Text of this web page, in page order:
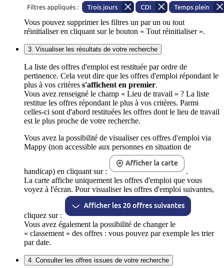
Vous pouvez supprimer les filtres un par un ou tout
réinitialiser en cliquant sur le bouton « Tout réinitialiser ».
3. Visualiser les résultats de votre recherche
La liste des offres d'emploi est restituée par ordre de
pertinence. Cela veut dire que les offres d'emploi répondant le
plus à vos critères s'affichent en premier.
Vous avez renseigné le champ « Lieu de travail » ? La liste
restitue les offres répondant le plus à vos critères. Parmi
celles-ci sont d'abord restituées les offres dont le lieu de travail
est le plus proche de votre recherche.
Vous avez la possibilité de visualiser ces offres d'emploi via
Mappy (non accessible aux personnes en situation de
handicap) en cliquant sur :
.
La carte affiche uniquement les offres d'emploi que vous
voyez à l'écran. Pour visualiser les offres d'emploi suivantes,
cliquez sur :
Vous avez également la possibilité de changer le
« classement » des offres : vous pouvez par exemple les trier
par date.
4. Consulter les offres issues de votre recherche